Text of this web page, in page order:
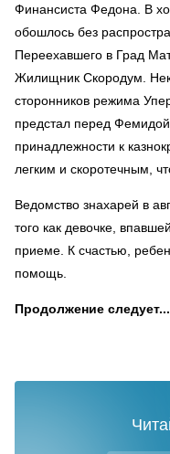
Финансиста Федона. В
обошлось без
Переехавшего в Град
Жилищник Скородум.
сторонников режима
предстал перед
принадлежности к
легким и скоротечным,
Ведомство знахарей в
того как девочке,
приеме. К счастью,
помощь.
Продолжение следует...